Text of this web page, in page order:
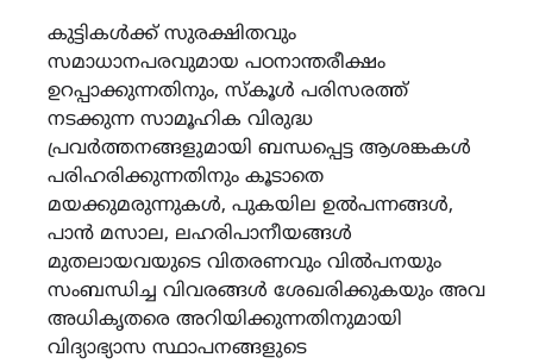
കുട്ടികൾക്ക് സുരക്ഷിതവും
സമാധാനപരവുമായ പഠനാന്തരീക്ഷം
ഉറപ്പാക്കുന്നതിനും, സ്കൂൾ പരിസരത്ത്
നടക്കുന്ന സാമൂഹിക വിരുദ്ധ
പ്രവർത്തനങ്ങളുമായി ബന്ധപ്പെട്ട ആശങ്കകൾ
പരിഹരിക്കുന്നതിനും കൂടാതെ
മയക്കുമരുന്നുകൾ, പുകയില ഉൽപന്നങ്ങൾ,
പാൻ മസാല, ലഹരിപാനീയങ്ങൾ
മുതലായവയുടെ വിതരണവും വിൽപനയും
സംബന്ധിച്ച വിവരങ്ങൾ ശേഖരിക്കുകയും അവ
അധികൃതരെ അറിയിക്കുന്നതിനുമായി
വിദ്യാഭ്യാസ സ്ഥാപനങ്ങളുടെ